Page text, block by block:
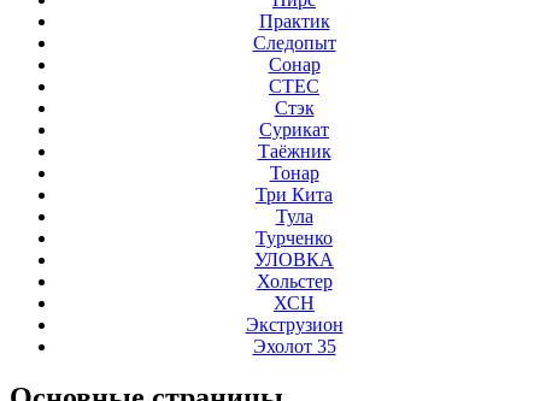
Практик
Следопыт
Сонар
СТЕС
Стэк
Сурикат
Таёжник
Тонар
Три Кита
Тула
Турченко
УЛОВКА
Хольстер
ХСН
Экструзион
Эхолот 35